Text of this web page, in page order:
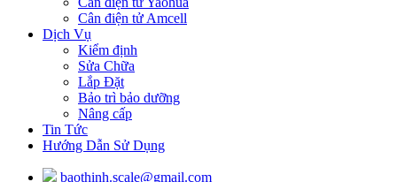
Cân điện tử Amcell
Dịch Vụ
Kiểm định
Sửa Chữa
Lắp Đặt
Bảo trì bảo dưỡng
Nâng cấp
Tin Tức
Hướng Dẫn Sử Dụng
baothinh.scale@gmail.com